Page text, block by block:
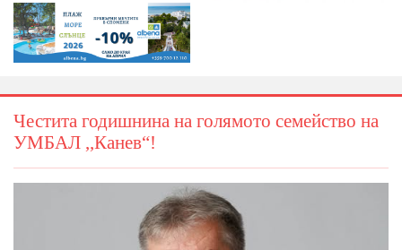
Честита годишнина на голямото семейство на
УМБАЛ ,,Канев“!